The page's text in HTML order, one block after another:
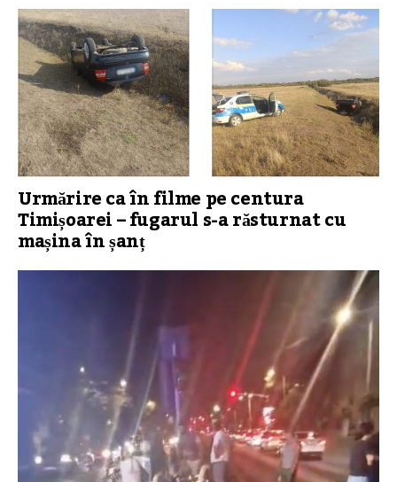
Urmărire ca în filme pe centura
Timișoarei – fugarul s-a răsturnat cu
mașina în șanț